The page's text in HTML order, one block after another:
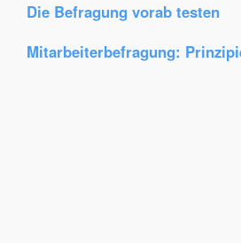
Die Befragung vorab testen
Mitarbeiterbefragung: